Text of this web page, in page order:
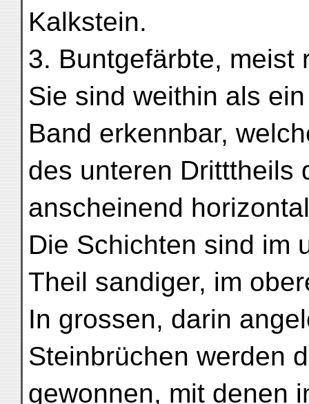
Kalkstein.
3. Buntgefärbte, meist
Sie sind weithin als
Band erkennbar,
des unteren Dritttheils
anscheinend
Die Schichten sind im
Theil sandiger, im
In grossen, darin
Steinbrüchen werden
gewonnen, mit denen